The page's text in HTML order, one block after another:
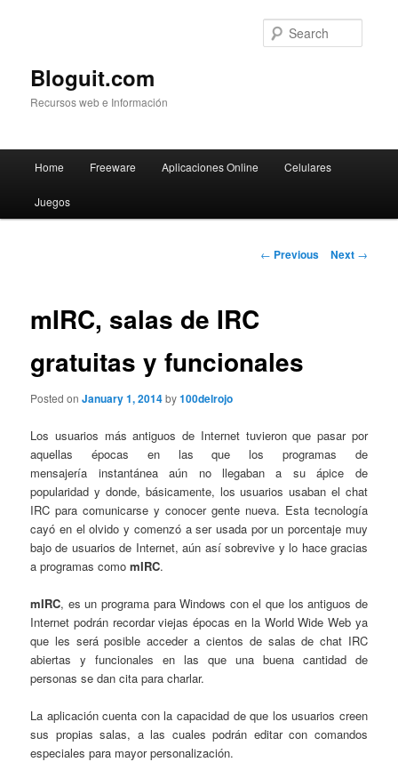
Bloguit.com
Recursos web e Información
Skip
to
Home Freeware Aplicaciones Online Celulares
Juegos
Post
← Previous Next →
mIRC, salas de IRC
gratuitas y funcionales
Posted onJanuary 1, 2014by100delrojo
Los usuarios más antiguos de Internet tuvieron que pasar por
aquellas épocas en las que los programas de
mensajería instantánea aún no llegaban a su ápice de
popularidad y donde, básicamente, los usuarios usaban el chat
IRC para comunicarse y conocer gente nueva. Esta tecnología
cayó en el olvido y comenzó a ser usada por un porcentaje muy
bajo de usuarios de Internet, aún así sobrevive y lo hace gracias
a programas comomIRC.
mIRC, es un programa para Windows con el que los antiguos de
Internet podrán recordar viejas épocas en la World Wide Web ya
que les será posible acceder a cientos de salas de chat IRC
abiertas y funcionales en las que una buena cantidad de
personas se dan cita para charlar.
La aplicación cuenta con la capacidad de que los usuarios creen
sus propias salas, a las cuales podrán editar con comandos
especiales para mayor personalización.